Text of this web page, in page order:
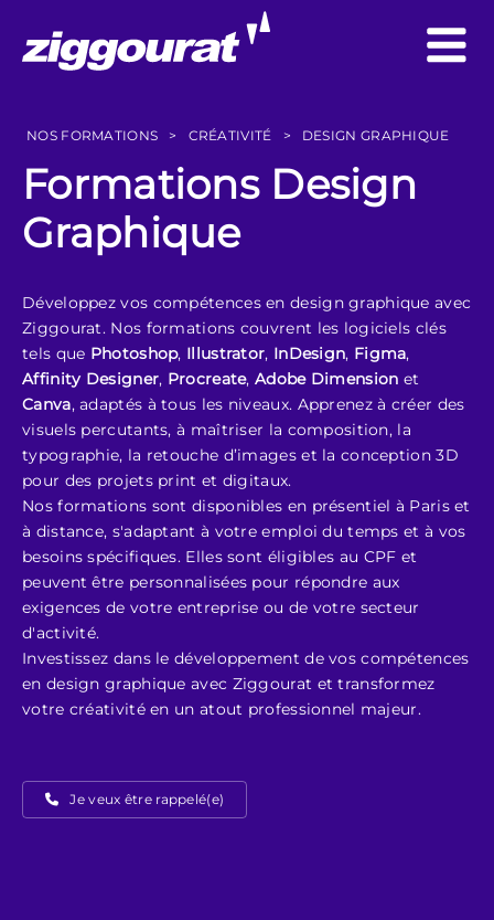
NOS FORMATIONS > CRÉATIVITÉ > DESIGN GRAPHIQUE
Formations Design
Graphique
Développez vos compétences en design graphique avec
Ziggourat. Nos formations couvrent les logiciels clés
tels que Photoshop, Illustrator, InDesign, Figma,
Affinity Designer, Procreate,Adobe Dimension et
Canva, adaptés à tous les niveaux. Apprenez à créer des
visuels percutants, à maîtriser la composition, la
typographie, la retouche d’images et la conception 3D
pour des projets print et digitaux.
Nos formations sont disponibles en présentiel à Paris et
à distance, s'adaptant à votre emploi du temps et à vos
besoins spécifiques. Elles sont éligibles au CPF et
peuvent être personnalisées pour répondre aux
exigences de votre entreprise ou de votre secteur
d'activité.
Investissez dans le développement de vos compétences
en design graphique avec Ziggourat et transformez
votre créativité en un atout professionnel majeur.
Je veux être rappelé(e)